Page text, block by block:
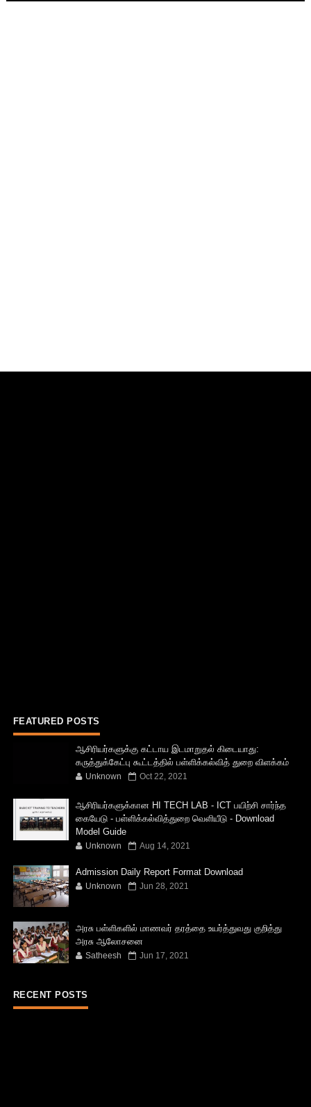
FEATURED POSTS
ஆசிரியர்களுக்கு கட்டாய இடமாறுதல் கிடையாது:
கருத்துக்கேட்பு கூட்டத்தில் பள்ளிக்கல்வித் துறை விளக்கம்
Unknown Oct 22, 2021
ஆசிரியர்களுக்கான HI TECH LAB - ICT பயிற்சி சார்ந்த
கையேடு - பள்ளிக்கல்வித்துறை வெளியீடு - Download
Model Guide
Unknown Aug 14, 2021
Admission Daily Report Format Download
Unknown Jun 28, 2021
அரசு பள்ளிகளில் மாணவர் தரத்தை உயர்த்துவது குறித்து
அரசு ஆலோசனை
Satheesh Jun 17, 2021
RECENT POSTS